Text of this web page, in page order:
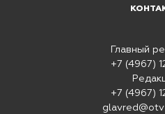
Главный
+7 (4967)
+7 (4967)